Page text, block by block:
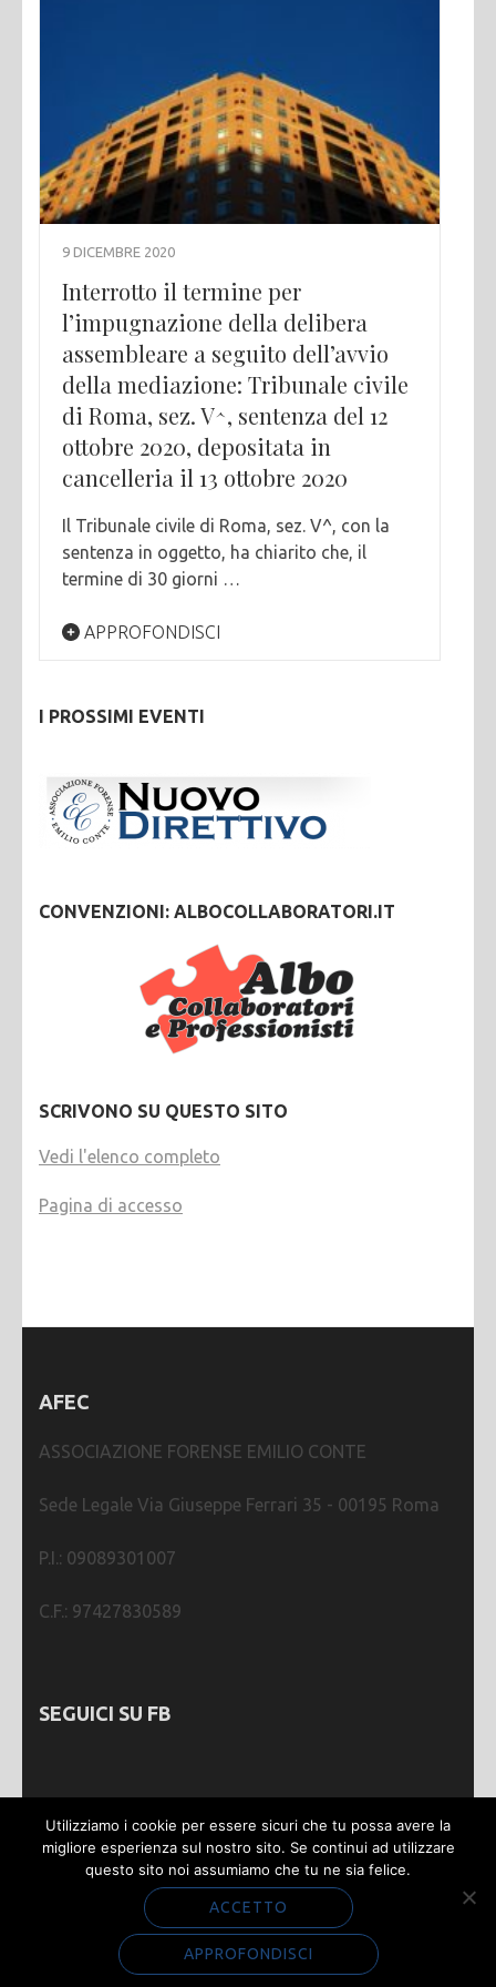
9 DICEMBRE 2020
Interrotto il termine per
l’impugnazione della delibera
assembleare a seguito dell’avvio
della mediazione: Tribunale civile
di Roma, sez. V^, sentenza del 12
ottobre 2020, depositata in
cancelleria il 13 ottobre 2020
Il Tribunale civile di Roma, sez. V^, con la
sentenza in oggetto, ha chiarito che, il
termine di 30 giorni …
APPROFONDISCI
I PROSSIMI EVENTI
CONVENZIONI: ALBOCOLLABORATORI.IT
SCRIVONO SU QUESTO SITO
Vedi l'elenco completo
Pagina di accesso
AFEC
ASSOCIAZIONE FORENSE EMILIO CONTE
Sede Legale Via Giuseppe Ferrari 35 - 00195 Roma
P.I.: 09089301007
C.F.: 97427830589
SEGUICI SU FB
Webmastering bySGWEB | Metro Magazine |
Sviluppato da
Rara Theme. Powered by
Utilizziamo i cookie per essere sicuri che tu possa avere la
migliore esperienza sul nostro sito. Se continui ad utilizzare
questo sito noi assumiamo che tu ne sia felice.
ACCETTO
APPROFONDISCI